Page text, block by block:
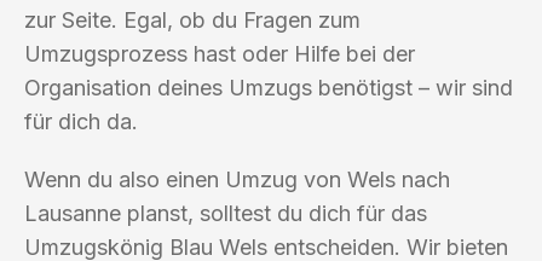
zur Seite. Egal, ob du Fragen zum
Umzugsprozess hast oder Hilfe bei der
Organisation deines Umzugs benötigst – wir sind
für dich da.
Wenn du also einen Umzug von Wels nach
Lausanne planst, solltest du dich für das
Umzugskönig Blau Wels entscheiden. Wir bieten